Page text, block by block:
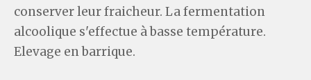
conserver leur fraicheur. La fermentation
alcoolique s'effectue à basse température.
Elevage en barrique.